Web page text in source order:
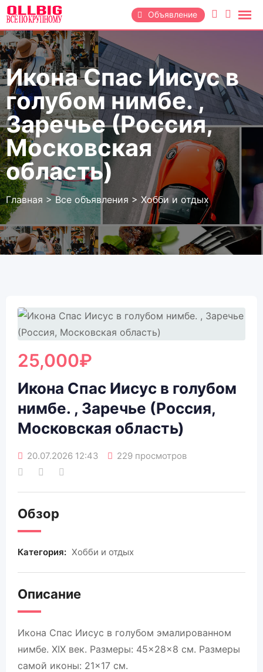
Перейти
содержанию
Объявление
Икона Спас Иисус в
голубом нимбе. ,
Заречье (Россия,
Московская
область)
Главная > Все объявления > Хобби и отдых
25,000₽
Икона Спас Иисус в голубом
нимбе. , Заречье (Россия,
Московская область)
20.07.2026 12:43 229 просмотров
Обзор
Категория: Хобби и отдых
Описание
Икона Спас Иисус в голубом эмалированном
нимбе. XIX век. Размеры: 45×28×8 см. Размеры
самой иконы: 21×17 см.